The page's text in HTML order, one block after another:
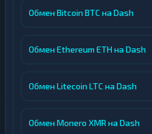
Обмен Bitcoin BTC на Dash
Обмен Ethereum ETH на Dash
Обмен Litecoin LTC на Dash
Обмен Monero XMR на Dash